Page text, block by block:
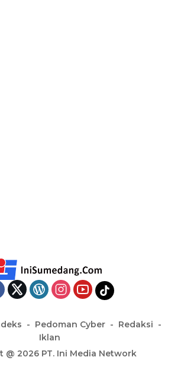
Pedoman Cyber
Redaksi
Iklan
@ 2026 PT. Ini Media Network